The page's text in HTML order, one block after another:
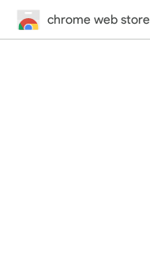
chrome web store